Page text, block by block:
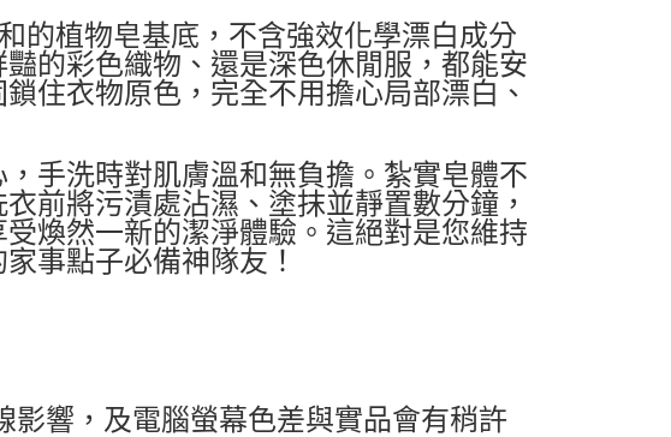
的植物皂基底，不含強效化學漂白成分
的彩色織物、還是深色休閒服，都能安
住衣物原色，完全不用擔心局部漂白、
手洗時對肌膚溫和無負擔。紮實皂體不
前將污漬處沾濕、塗抹並靜置數分鐘，
煥然一新的潔淨體驗。這絕對是您維持
事點子必備神隊友！
響，及電腦螢幕色差與實品會有稍許